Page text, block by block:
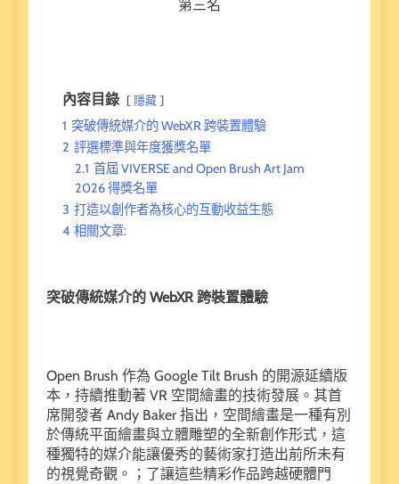
第三名
內容目錄 隱藏
1 突破傳統媒介的 WebXR 跨裝置體驗
2 評選標準與年度獲獎名單
2.1 首屆 VIVERSE and Open Brush Art Jam
2026 得獎名單
3 打造以創作者為核心的互動收益生態
4 相關文章:
突破傳統媒介的 WebXR 跨裝置體驗
Open Brush 作為 Google Tilt Brush 的開源延續版
本，持續推動著 VR 空間繪畫的技術發展。其首
席開發者 Andy Baker 指出，空間繪畫是一種有別
於傳統平面繪畫與立體雕塑的全新創作形式，這
種獨特的媒介能讓優秀的藝術家打造出前所未有
的視覺奇觀。；了讓這些精彩作品跨越硬體門